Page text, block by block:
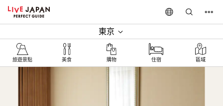
東京
旅遊景點‎ 美食 購物 住宿 區域